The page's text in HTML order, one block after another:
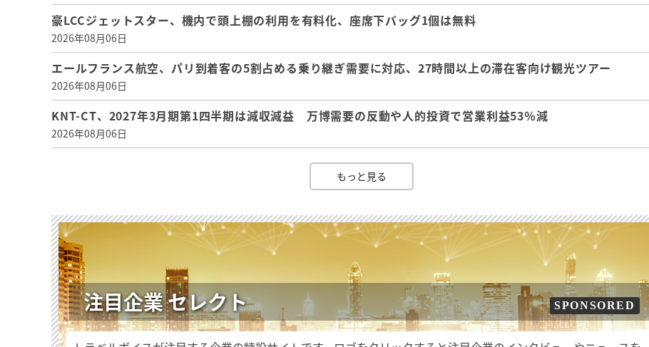
豪LCCジェットスター、機内で頭上棚の利用を有料化、座席下バッグ1個は無料
2026年08月06日
エールフランス航空、パリ到着客の5割占める乗り継ぎ需要に対応、27時間以上の滞在客向け観光ツアー
2026年08月06日
KNT-CT、2027年3月期第1四半期は減収減益 万博需要の反動や人的投資で営業利益53％減
2026年08月06日
もっと見る
注目企業 セレクト SPONSORED